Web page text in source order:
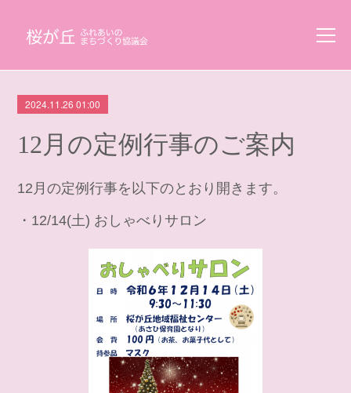
2024.11.26 01:00
12月の定例行事のご案内
12月の定例行事を以下のとおり開きます。
・12/14(土) おしゃべりサロン